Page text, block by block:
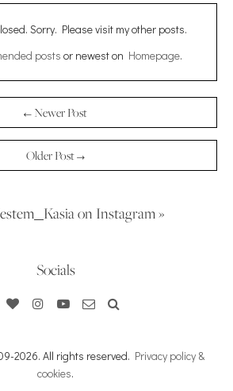
Sorry. Please visit my other posts.
posts or newest on Homepage.
← Newer Post
Older Post →
on Instagram »
Socials
2026. All rights reserved. Privacy policy &
cookies.